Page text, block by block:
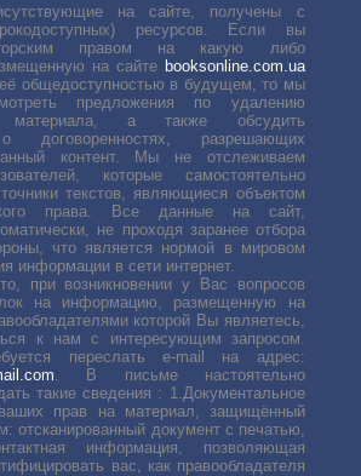
на сайте, получены с
ресурсов. Если вы
правом на какую либо
на сайте booksonline.com.ua
общедоступностью в будущем, то мы
предложения по удалению
материала, а также обсудить
договоренностях, разрешающих
контент. Мы не отслеживаем
которые самостоятельно
текстов, являющиеся объектом
права. Все данные на сайт,
не проходя заранее отбора
что является нормой в мировом
информации в сети интернет.
при возникновении у Вас вопросов
на информацию, размещенную на
которой Вы являетесь,
к нам с интересующим запросом.
переслать е-mail на адрес:
. В письме настоятельно
такие сведения : 1.Документальное
прав на материал, защищённый
отсканированный документ с печатью,
информация, позволяющая
вас, как правообладателя